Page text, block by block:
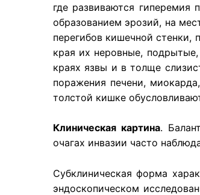
где развиваются
образованием эрозий, на
перегибов кишечной
края их неровные,
краях язвы и в толще
поражения печени,
толстой кишке
Клиническая картина.
очагах инвазии часто
Субклиническая форма
эндоскопическом